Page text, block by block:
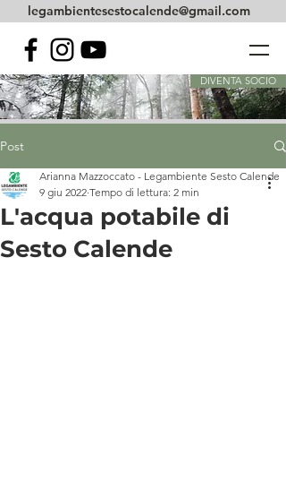
DIVENTA SOCIO
legambientesestocalende@gmail.com
Post
L'acqua potabile di
Sesto Calende
Arianna Mazzoccato - Legambiente Sesto Calende
9 giu 2022 Tempo di lettura: 2 min